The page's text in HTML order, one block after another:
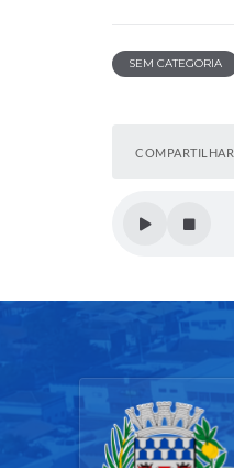
SEM CATEGORIA
COMPARTILHAR